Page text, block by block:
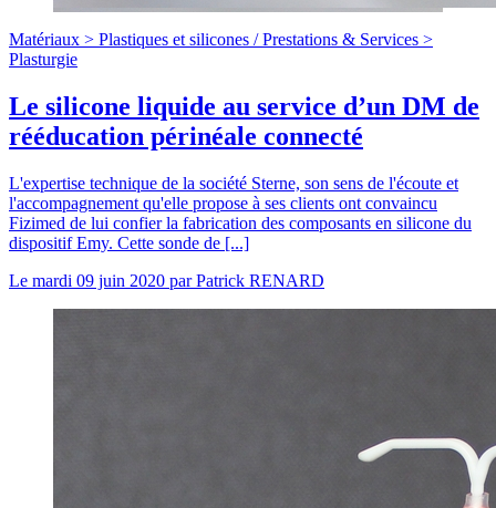
Matériaux > Plastiques et silicones /Prestations & Services >
Plasturgie
Le silicone liquide au service d’un DM de
rééducation périnéale connecté
L'expertise technique de la société Sterne, son sens de l'écoute et
l'accompagnement qu'elle propose à ses clients ont convaincu
Fizimed de lui confier la fabrication des composants en silicone du
dispositif Emy. Cette sonde de [...]
Le mardi 09 juin 2020 parPatrick RENARD